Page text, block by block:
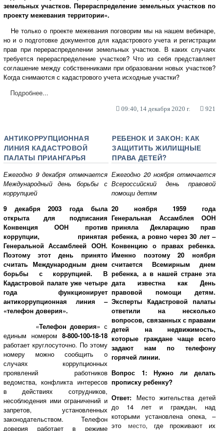
земельных участков. Перераспределение земельных участков по
проекту межевания территории».
Не только о проекте межевания поговорим мы на нашем вебинаре,
но и о подготовке документов для кадастрового учета и регистрации
прав при перераспределении земельных участков. В каких случаях
требуется перераспределение участков? Что из себя представляет
соглашение между собственниками при образовании новых участков?
Когда снимаются с кадастрового учета исходные участки?
Подробнее...
09:40, 14 декабря 2020 г. 921
АНТИКОРРУПЦИОННАЯ
ЛИНИЯ КАДАСТРОВОЙ
ПАЛАТЫ ПРИАНГАРЬЯ
Ежегодно 9 декабря отмечается
Международный день борьбы с
коррупцией
9 декабря 2003 года была
открыта для подписания
Конвенция ООН против
коррупции, принятая
Генеральной Ассамблеей ООН.
Поэтому этот день принято
считать Международным днем
борьбы с коррупцией. В
Кадастровой палате уже четыре
года функционирует
антикоррупционная линия –
«телефон доверия».
«Телефон доверия» с
единым номером 8-800-100-18-18
работает круглосуточно. По этому
номеру можно сообщить о
случаях коррупционных
проявлений работников
ведомства, конфликта интересов
в действиях сотрудников,
несоблюдения ими ограничений и
запретов, установленных
законодательством. Телефон
доверия работает в режиме
РЕБЕНОК И ЗАКОН: КАК
ЗАЩИТИТЬ ЖИЛИЩНЫЕ
ПРАВА ДЕТЕЙ?
Ежегодно 20 ноября отмечается
Всероссийский день правовой
помощи детям
20 ноября 1959 года
Генеральная Ассамблея ООН
приняла Декларацию прав
ребенка, а ровно через 30 лет –
Конвенцию о правах ребенка.
Именно поэтому 20 ноября
считается Всемирным днем
ребенка, а в нашей стране эта
дата известна как День
правовой помощи детям.
Эксперты Кадастровой палаты
ответили на несколько
вопросов, связанных с правами
детей на недвижимость,
которые граждане чаще всего
задают нам по телефону
горячей линии.
Вопрос 1:
Нужно ли делать
прописку ребенку?
Ответ: Место жительства детей
до 14 лет и граждан, над
которыми установлена опека, –
это место, где проживают их